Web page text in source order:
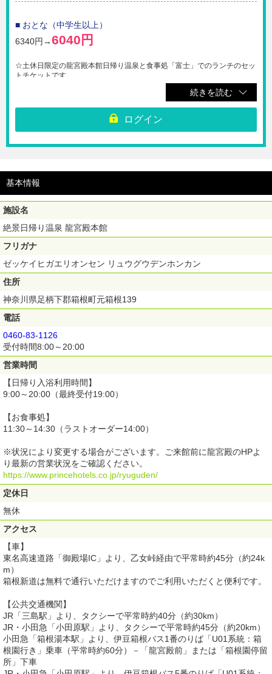
■ おとな（中学生以上）
6340円→6040円
☆土休日限定の龍宮殿本館日帰り温泉と食事処「富士」でのランチのセッ
トチケットです。
※フェイスタオル・バスタオル付（レンタル）
※本チケットは土休日にご利用いただけるチケットになります。平日には
ご利用いただけません。ご注意ください。
※ご購入いただいたチケットのQRコードを受付の係員へご提示くださ
※ご購入完了後の取消・払戻・変更不可
※必ず有効期限内にご利用ください。
【利用期間】ご購入日から180日間
続きを読む
ログイン
基本情報
施設名
絶景日帰り温泉 龍宮殿本館
フリガナ
ゼッケイヒガエリオンセン リュウグウデンホンカン
住所
神奈川県足柄下郡箱根町元箱根139
電話
0460-83-1126
受付時間8:00～20:00
営業時間
【日帰り入浴利用時間】
9:00～20:00（最終受付19:00）
【お食事処】
11:30～14:30（ラストオーダー14:00）
※状況により変更する場合がございます。ご来館前に龍宮殿のHPよ
り最新の営業状況をご確認ください。
https://www.princehotels.co.jp/ryuguden/
定休日
無休
アクセス
【車】
東名高速道路「御殿場IC」より、乙女峠経由で平常時約45分（約24k
m）
箱根新道は無料で通行いただけますのでご利用いただくと便利です。
【公共交通機関】
JR「三島駅」より、タクシーで平常時約40分（約30km）
JR・小田急「小田原駅」より、タクシーで平常時約45分（約20km）
小田急「箱根湯本駅」より、伊豆箱根バス1番のりば「U01系統：箱
根園行き」乗車（平常時約60分）－「龍宮殿前」または「箱根園停留
所」下車